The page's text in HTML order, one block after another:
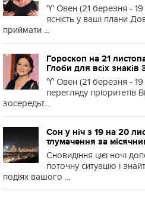
♈️ Овен (21 березня -
ясність у ваші плани
приймати ...
Гороскоп на 21
Глоби для всіх знаків
♈️ Овен (21 березня - 19
перегляду пріоритетів
зосередьт...
Сон у ніч з 19 на 20
тлумачення за
Сновидіння цієї ночі
поточну ситуацію і
подіях вашого ...